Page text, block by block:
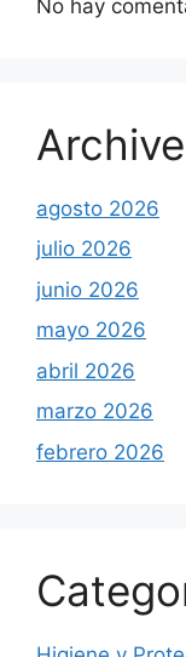
No hay
agosto 2026
julio 2026
junio 2026
mayo 2026
abril 2026
marzo 2026
febrero 2026